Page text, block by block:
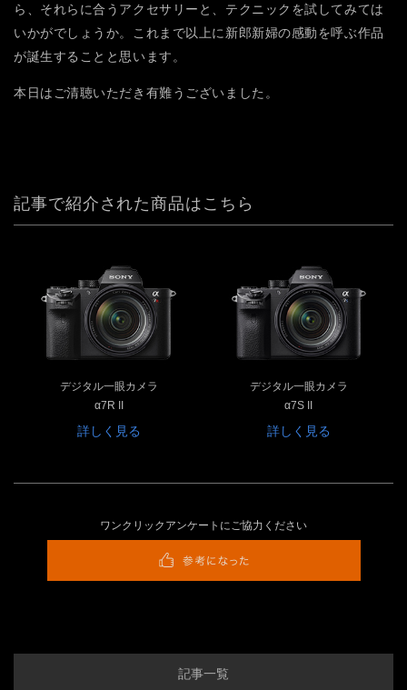
ら、それらに合うアクセサリーと、テクニックを試してみては
いかがでしょうか。これまで以上に新郎新婦の感動を呼ぶ作品
が誕生することと思います。
本日はご清聴いただき有難うございました。
記事で紹介された商品はこちら
デジタル一眼カメラ
α7R II
詳しく見る
デジタル一眼カメラ
α7S II
詳しく見る
ワンクリックアンケートにご協力ください
記事一覧